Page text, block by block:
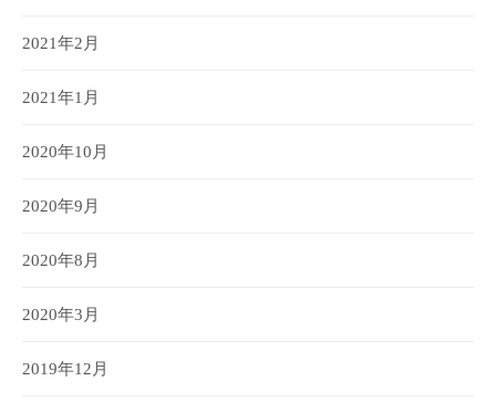
2021年2月
2021年1月
2020年10月
2020年9月
2020年8月
2020年3月
2019年12月